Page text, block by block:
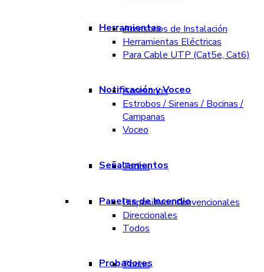
Herramientas
Accesorios de Instalación
Herramientas Eléctricas
Para Cable UTP (Cat5e, Cat6)
Notificación y Voceo
Accesorios
Estrobos / Sirenas / Bocinas /
Campanas
Voceo
Señalamientos
Todos
Paneles de Incendio
Dispositivos Convencionales
Direccionales
Todos
Probadores
Todos